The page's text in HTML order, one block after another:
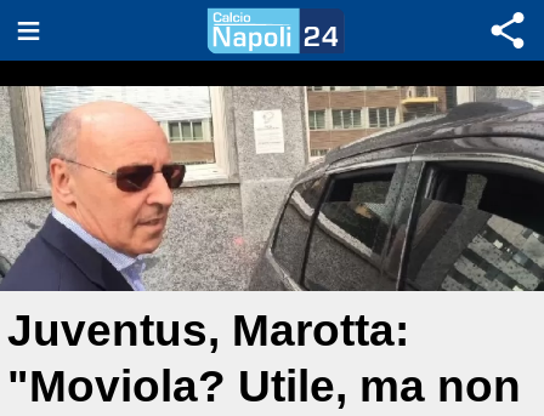
Juventus, Marotta:
"Moviola? Utile, ma non